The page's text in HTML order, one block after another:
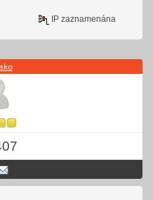
IP zaznamenána